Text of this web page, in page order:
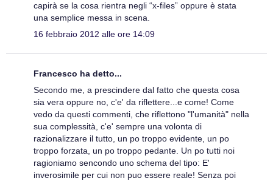
capirà se la cosa rientra negli “x-files” oppure è stata
una semplice messa in scena.
16 febbraio 2012 alle ore 14:09
Francesco ha detto...
Secondo me, a prescindere dal fatto che questa cosa
sia vera oppure no, c'e' da riflettere...e come! Come
vedo da questi commenti, che riflettono "l'umanità" nella
sua complessità, c'e' sempre una volonta di
razionalizzare il tutto, un po troppo evidente, un po
troppo forzata, un po troppo pedante. Un po tutti noi
ragioniamo sencondo uno schema del tipo: E'
inverosimile per cui non puo essere reale! Senza poi